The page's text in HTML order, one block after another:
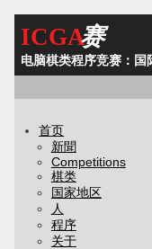
ICGA赛
电脑棋类程序竞赛：
首页
新聞
Competitions
棋类
国家地区
人
程序
关于